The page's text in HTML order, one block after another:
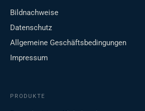
Bildnachweise
Datenschutz
Allgemeine Geschäftsbedingungen
Impressum
PRODUKTE